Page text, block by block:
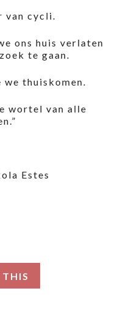
van cycli.
ons huis verlaten
te gaan.
thuiskomen.
wortel van alle
Estes
THIS